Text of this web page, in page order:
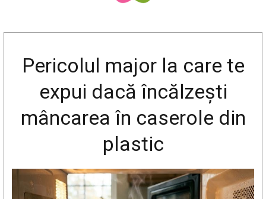
Pericolul major la care te
expui dacă încălzești
mâncarea în caserole din
plastic